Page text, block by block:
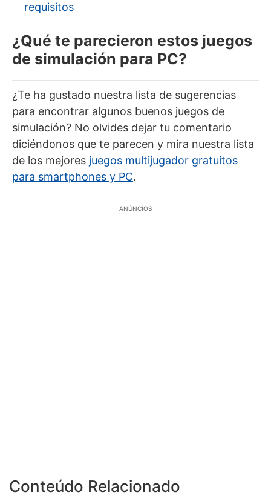
requisitos
¿Qué te parecieron estos juegos
de simulación para PC?
¿Te ha gustado nuestra lista de sugerencias
para encontrar algunos buenos juegos de
simulación? No olvides dejar tu comentario
diciéndonos que te parecen y mira nuestra lista
de los mejores juegos multijugador gratuitos
para smartphones y PC.
ANÚNCIOS
Conteúdo Relacionado